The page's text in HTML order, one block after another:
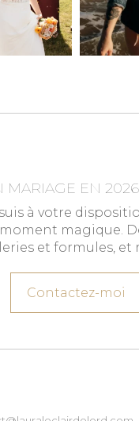
MARIAGE EN
à votre
magique.
et formules, et
Contactez-moi